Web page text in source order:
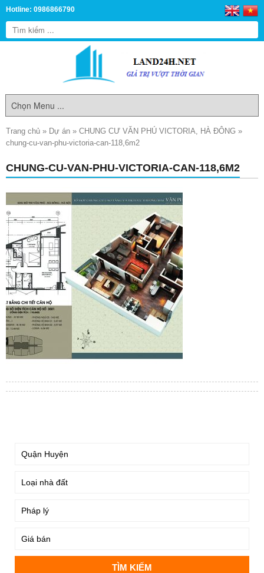
Hotline: 0986866790
Trang chủ » Dự án » CHUNG CƯ VĂN PHÚ VICTORIA, HÀ ĐÔNG »
chung-cu-van-phu-victoria-can-118,6m2
CHUNG-CU-VAN-PHU-VICTORIA-CAN-118,6M2